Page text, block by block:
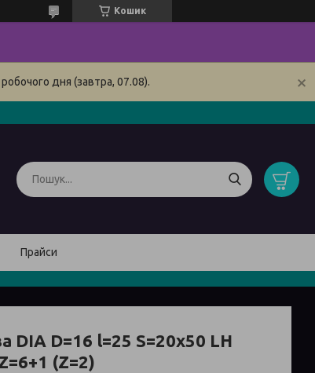
Кошик
дня (завтра, 07.08).
Прайси
DIA D=16 l=25 S=20x50 LH
(Z=2)